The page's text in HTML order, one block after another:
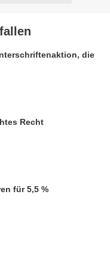
die
Recht
für 5,5 %